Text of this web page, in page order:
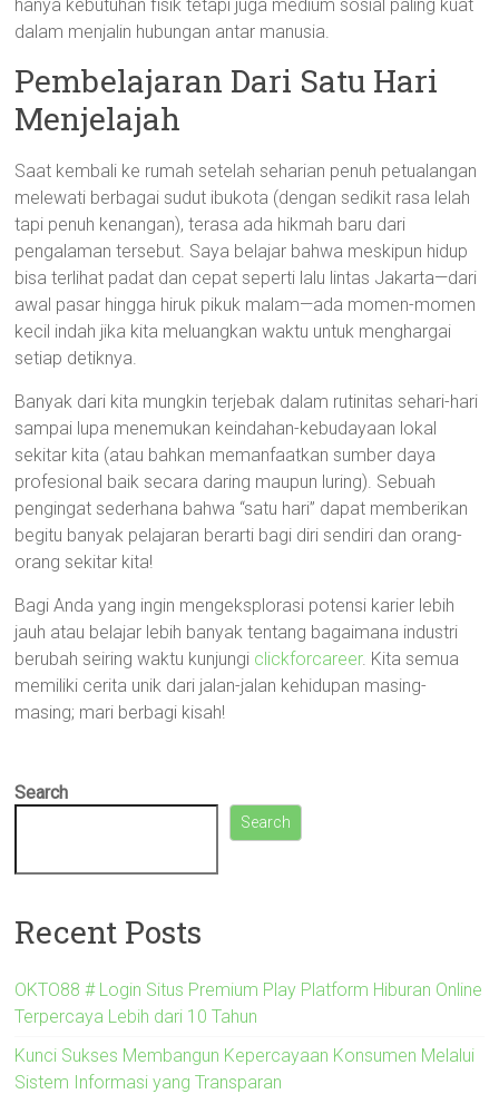
hanya kebutuhan fisik tetapi juga medium sosial paling kuat
dalam menjalin hubungan antar manusia.
Pembelajaran Dari Satu Hari
Menjelajah
Saat kembali ke rumah setelah seharian penuh petualangan
melewati berbagai sudut ibukota (dengan sedikit rasa lelah
tapi penuh kenangan), terasa ada hikmah baru dari
pengalaman tersebut. Saya belajar bahwa meskipun hidup
bisa terlihat padat dan cepat seperti lalu lintas Jakarta—dari
awal pasar hingga hiruk pikuk malam—ada momen-momen
kecil indah jika kita meluangkan waktu untuk menghargai
setiap detiknya.
Banyak dari kita mungkin terjebak dalam rutinitas sehari-hari
sampai lupa menemukan keindahan-kebudayaan lokal
sekitar kita (atau bahkan memanfaatkan sumber daya
profesional baik secara daring maupun luring). Sebuah
pengingat sederhana bahwa “satu hari” dapat memberikan
begitu banyak pelajaran berarti bagi diri sendiri dan orang-
orang sekitar kita!
Bagi Anda yang ingin mengeksplorasi potensi karier lebih
jauh atau belajar lebih banyak tentang bagaimana industri
berubah seiring waktu kunjungi clickforcareer. Kita semua
memiliki cerita unik dari jalan-jalan kehidupan masing-
masing; mari berbagi kisah!
Search
Search
Recent Posts
OKTO88 # Login Situs Premium Play Platform Hiburan Online
Terpercaya Lebih dari 10 Tahun
Kunci Sukses Membangun Kepercayaan Konsumen Melalui
Sistem Informasi yang Transparan